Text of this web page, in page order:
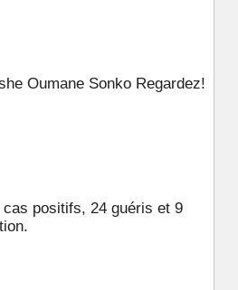
Oumane Sonko Regardez!
positifs, 24 guéris et 9